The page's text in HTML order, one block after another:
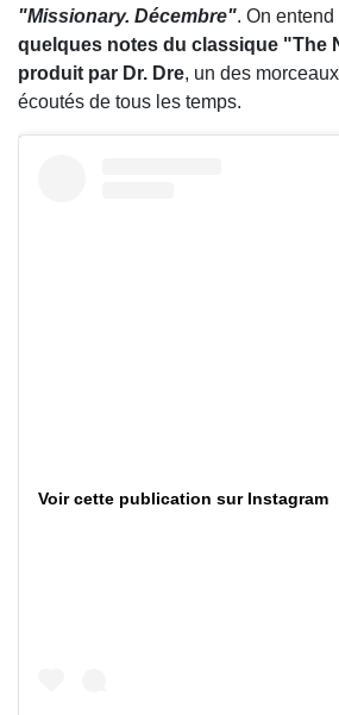
"Missionary. Décembre". On
quelques notes du classique "The
produit par Dr. Dre, un des
écoutés de tous les temps.
Voir cette publication sur Instagram